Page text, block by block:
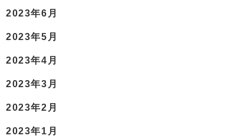
2023年6月
2023年5月
2023年4月
2023年3月
2023年2月
2023年1月